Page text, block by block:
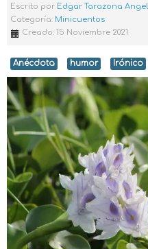
Escrito por Edgar Tarazona Angel
Categoría: Minicuentos
Creado: 15 Noviembre 2021
Anécdota humor Irónico